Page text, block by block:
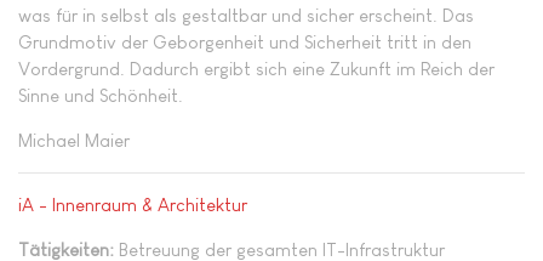
was für in selbst als gestaltbar und sicher erscheint. Das
Grundmotiv der Geborgenheit und Sicherheit tritt in den
Vordergrund. Dadurch ergibt sich eine Zukunft im Reich der
Sinne und Schönheit.
Michael Maier
iA - Innenraum & Architektur
Tätigkeiten: Betreuung der gesamten IT-Infrastruktur